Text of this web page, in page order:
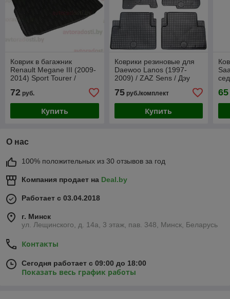
Коврик в багажник
Renault Megane III (2009-
2014) Sport Tourer /
универсал / Рено Меган
[71519] / Aileron
72 руб.
Купить
Коврики резиновые для
Daewoo Lanos (1997-
2009) / ZAZ Sens / Дэу
Ланос [211299] (Gumárny
Zubří)
75руб./комплект
Купить
65
О нас
100% положительных из 30 отзывов за год
Компания продает на Deal.by
Работает с 03.04.2018
г. Минск
ул. Лещинского, д. 14а, 3 этаж, пав. 348, Минск, Беларусь
Контакты
Сегодня работает с 09:00 до 18:00
Показать весь график работы